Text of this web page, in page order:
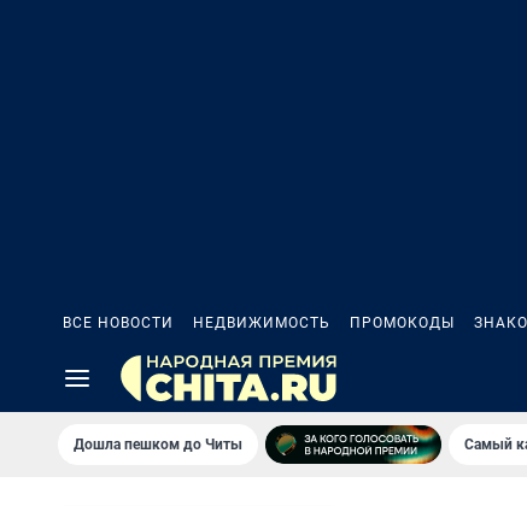
ВСЕ НОВОСТИ НЕДВИЖИМОСТЬ ПРОМОКОДЫ
Дошла пешком до Читы Самый